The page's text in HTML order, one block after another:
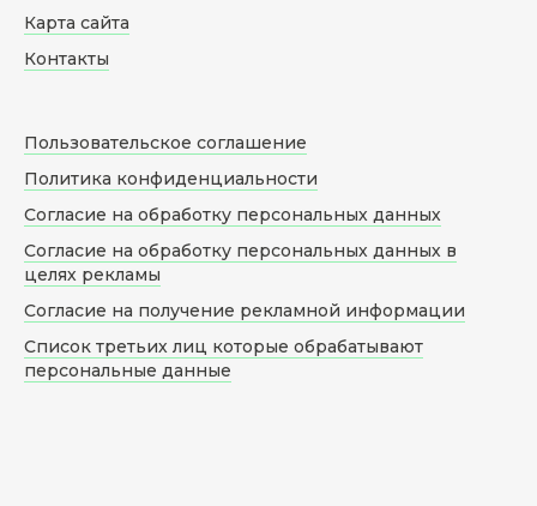
Карта сайта
Контакты
Пользовательское соглашение
Политика конфиденциальности
Согласие на обработку персональных данных
Согласие на обработку персональных данных в
целях рекламы
Согласие на получение рекламной информации
Список третьих лиц которые обрабатывают
персональные данные